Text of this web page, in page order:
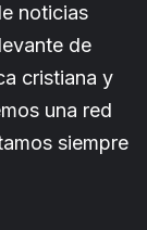
noticias
de
cristiana y
una red
siempre